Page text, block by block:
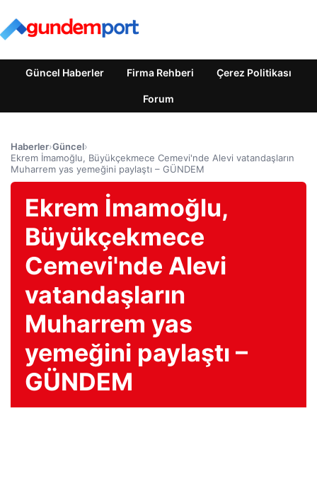
Güncel Haberler Firma Rehberi Çerez Politikası
Forum
Haberler›Güncel›
Ekrem İmamoğlu, Büyükçekmece Cemevi'nde Alevi vatandaşların
Muharrem yas yemeğini paylaştı – GÜNDEM
Ekrem İmamoğlu,
Büyükçekmece
Cemevi'nde Alevi
vatandaşların
Muharrem yas
yemeğini paylaştı –
GÜNDEM